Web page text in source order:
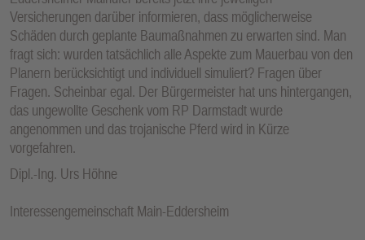
Versicherungen darüber informieren, dass möglicherweise
Schäden durch geplante Baumaßnahmen zu erwarten sind. Man
fragt sich: wurden tatsächlich alle Aspekte zum Mauerbau von den
Planern berücksichtigt und individuell simuliert? Fragen über
Fragen. Scheinbar egal. Der Bürgermeister hat uns hintergangen,
das ungewollte Geschenk vom RP Darmstadt wurde
angenommen und das trojanische Pferd wird in Kürze
vorgefahren.
Dipl.-Ing. Urs Höhne
Interessengemeinschaft Main-Eddersheim